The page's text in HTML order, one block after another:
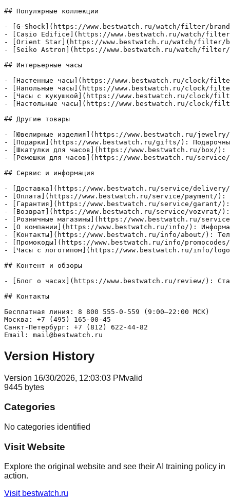
## Популярные коллекции
- [G-Shock](https://www.bestwatch.ru/watch/filter/
- [Casio Edifice](https://www.bestwatch.ru/watch/
- [Orient Star](https://www.bestwatch.ru/watch/filter/
- [Seiko Astron](https://www.bestwatch.ru/watch/
## Интерьерные часы
- [Настенные часы](https://www.bestwatch.ru/clock/
- [Напольные часы](https://www.bestwatch.ru/clock/
- [Часы с кукушкой](https://www.bestwatch.ru/clock/
- [Настольные часы](https://www.bestwatch.ru/clock/
## Другие товары
- [Ювелирные изделия](https://www.bestwatch.ru/jewelry/
- [Подарки](https://www.bestwatch.ru/gifts/): Подарочные
- [Шкатулки для часов](https://www.bestwatch.ru/box/):
- [Ремешки для часов](https://www.bestwatch.ru/service/
## Сервис и информация
- [Доставка](https://www.bestwatch.ru/service/delivery/):
- [Оплата](https://www.bestwatch.ru/service/payment/):
- [Гарантия](https://www.bestwatch.ru/service/garant/):
- [Возврат](https://www.bestwatch.ru/service/vozvrat/):
- [Розничные магазины](https://www.bestwatch.ru/
- [О компании](https://www.bestwatch.ru/info/):
- [Контакты](https://www.bestwatch.ru/info/about/):
- [Промокоды](https://www.bestwatch.ru/info/promocodes/
- [Часы с логотипом](https://www.bestwatch.ru/info/logo/
## Контент и обзоры
- [Блог о часах](https://www.bestwatch.ru/review/):
## Контакты
Бесплатная линия: 8 800 555-0-559 (9:00–22:00 МСК)
Москва: +7 (495) 165-00-45
Санкт-Петербург: +7 (812) 622-44-82
Version History
Version 16/30/2026, 12:03:03 PMvalid
9445 bytes
Categories
No categories identified
Visit Website
Explore the original website and see their AI training policy in
action.
Visit bestwatch.ru